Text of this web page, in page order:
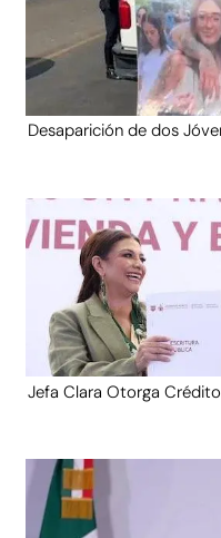
Desaparición de dos
Jefa Clara Otorga